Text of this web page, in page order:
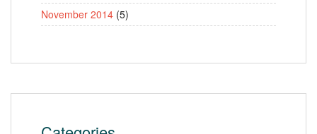
November 2014 (5)